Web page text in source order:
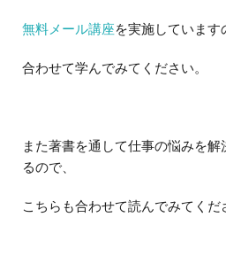
無料メール講座を実施しています
合わせて学んでみてください。
また著書を通して仕事の悩みを
るので、
こちらも合わせて読んでみてくだ